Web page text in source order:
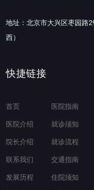
地址：北京市大兴区枣园路
西）
快捷链接
首页
医院介绍
院长介绍
联系我们
发展历程
医院指南
就诊须知
就诊流程
交通指南
住院须知